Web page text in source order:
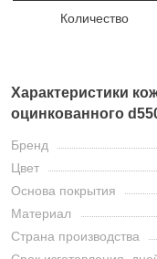
Количество
Характеристики
оцинкованного
Бренд
Цвет
Основа покрытия
Материал
Страна производства